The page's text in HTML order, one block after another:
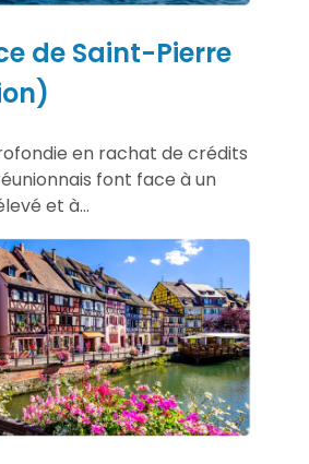
de Saint-Pierre
en rachat de crédits
font face à un
et à...